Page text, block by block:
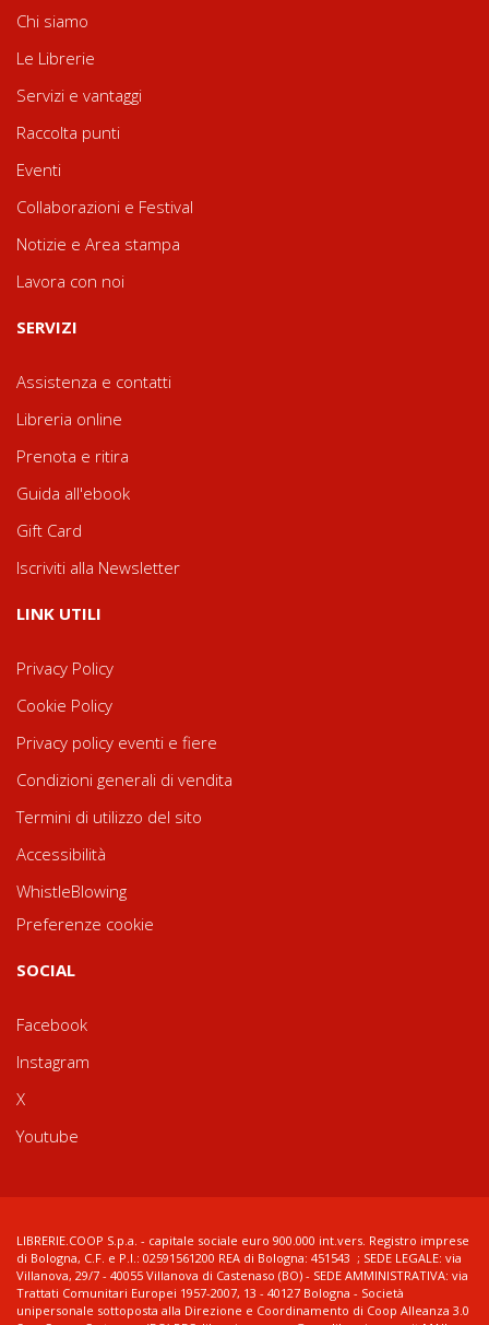
Chi siamo
Le Librerie
Servizi e vantaggi
Raccolta punti
Eventi
Collaborazioni e Festival
Notizie e Area stampa
Lavora con noi
SERVIZI
Assistenza e contatti
Libreria online
Prenota e ritira
Guida all'ebook
Gift Card
Iscriviti alla Newsletter
LINK UTILI
Privacy Policy
Cookie Policy
Privacy policy eventi e fiere
Condizioni generali di vendita
Termini di utilizzo del sito
Accessibilità
WhistleBlowing
Preferenze cookie
SOCIAL
Facebook
Instagram
X
Youtube
LIBRERIE.COOP S.p.a. - capitale sociale euro 900.000 int.vers. Registro imprese
di Bologna, C.F. e P.I.: 02591561200 REA di Bologna: 451543 ; SEDE LEGALE: via
Villanova, 29/7 - 40055 Villanova di Castenaso (BO) - SEDE AMMINISTRATIVA: via
Trattati Comunitari Europei 1957-2007, 13 - 40127 Bologna - Società
unipersonale sottoposta alla Direzione e Coordinamento di Coop Alleanza 3.0